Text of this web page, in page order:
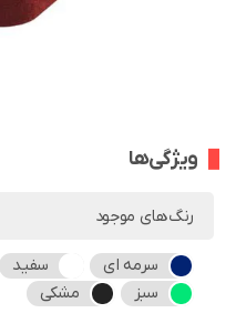
ویژگی‌ها
رنگ‌های موجود
سرمه ای سفید
سبز
مشکی